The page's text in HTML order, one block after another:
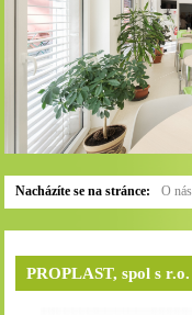
Nacházíte se na stránce: O nás
PROPLAST, spol s r.o.